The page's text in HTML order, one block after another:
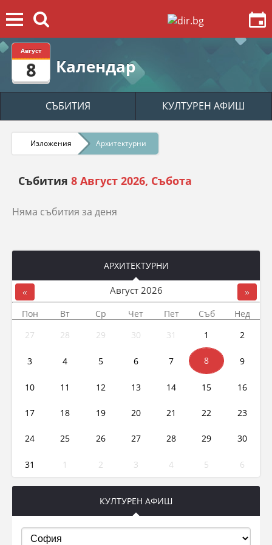
Август
8 Календар
СЪБИТИЯ КУЛТУРЕН АФИШ
Изложения Архитектурни
Събития 8 Август 2026, Събота
Няма събития за деня
АРХИТЕКТУРНИ
« Август 2026 »
Пон Вт Ср Чет Пет Съб
Нед
27
28 29 30 31 1 2
3 4 5 6 7 8 9
10 11 12 13 14 15 16
17 18 19 20 21 22 23
24 25 26 27 28 29 30
31 1 2 3 4 5 6
КУЛТУРЕН АФИШ